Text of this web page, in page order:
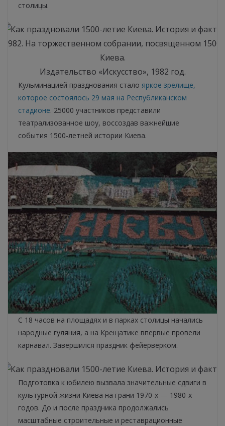
столицы.
1982. На торжественном собрании, посвященном
Киева.
Издательство «Искусство», 1982 год.
Кульминацией празднования стало яркое зрелище,
которое состоялось 29 мая на Республиканском
стадионе. 25000 участников представили
театрализованное шоу, воссоздав важнейшие
события 1500-летней истории Киева.
С 18 часов на площадях и в парках столицы начались
народные гуляния, а на Крещатике впервые провели
карнавал. Завершился праздник фейерверком.
Подготовка к юбилею вызвала значительные сдвиги в
культурной жизни Киева на грани 1970-х — 1980-х
годов. До и после праздника продолжались
масштабные строительные и реставрационные